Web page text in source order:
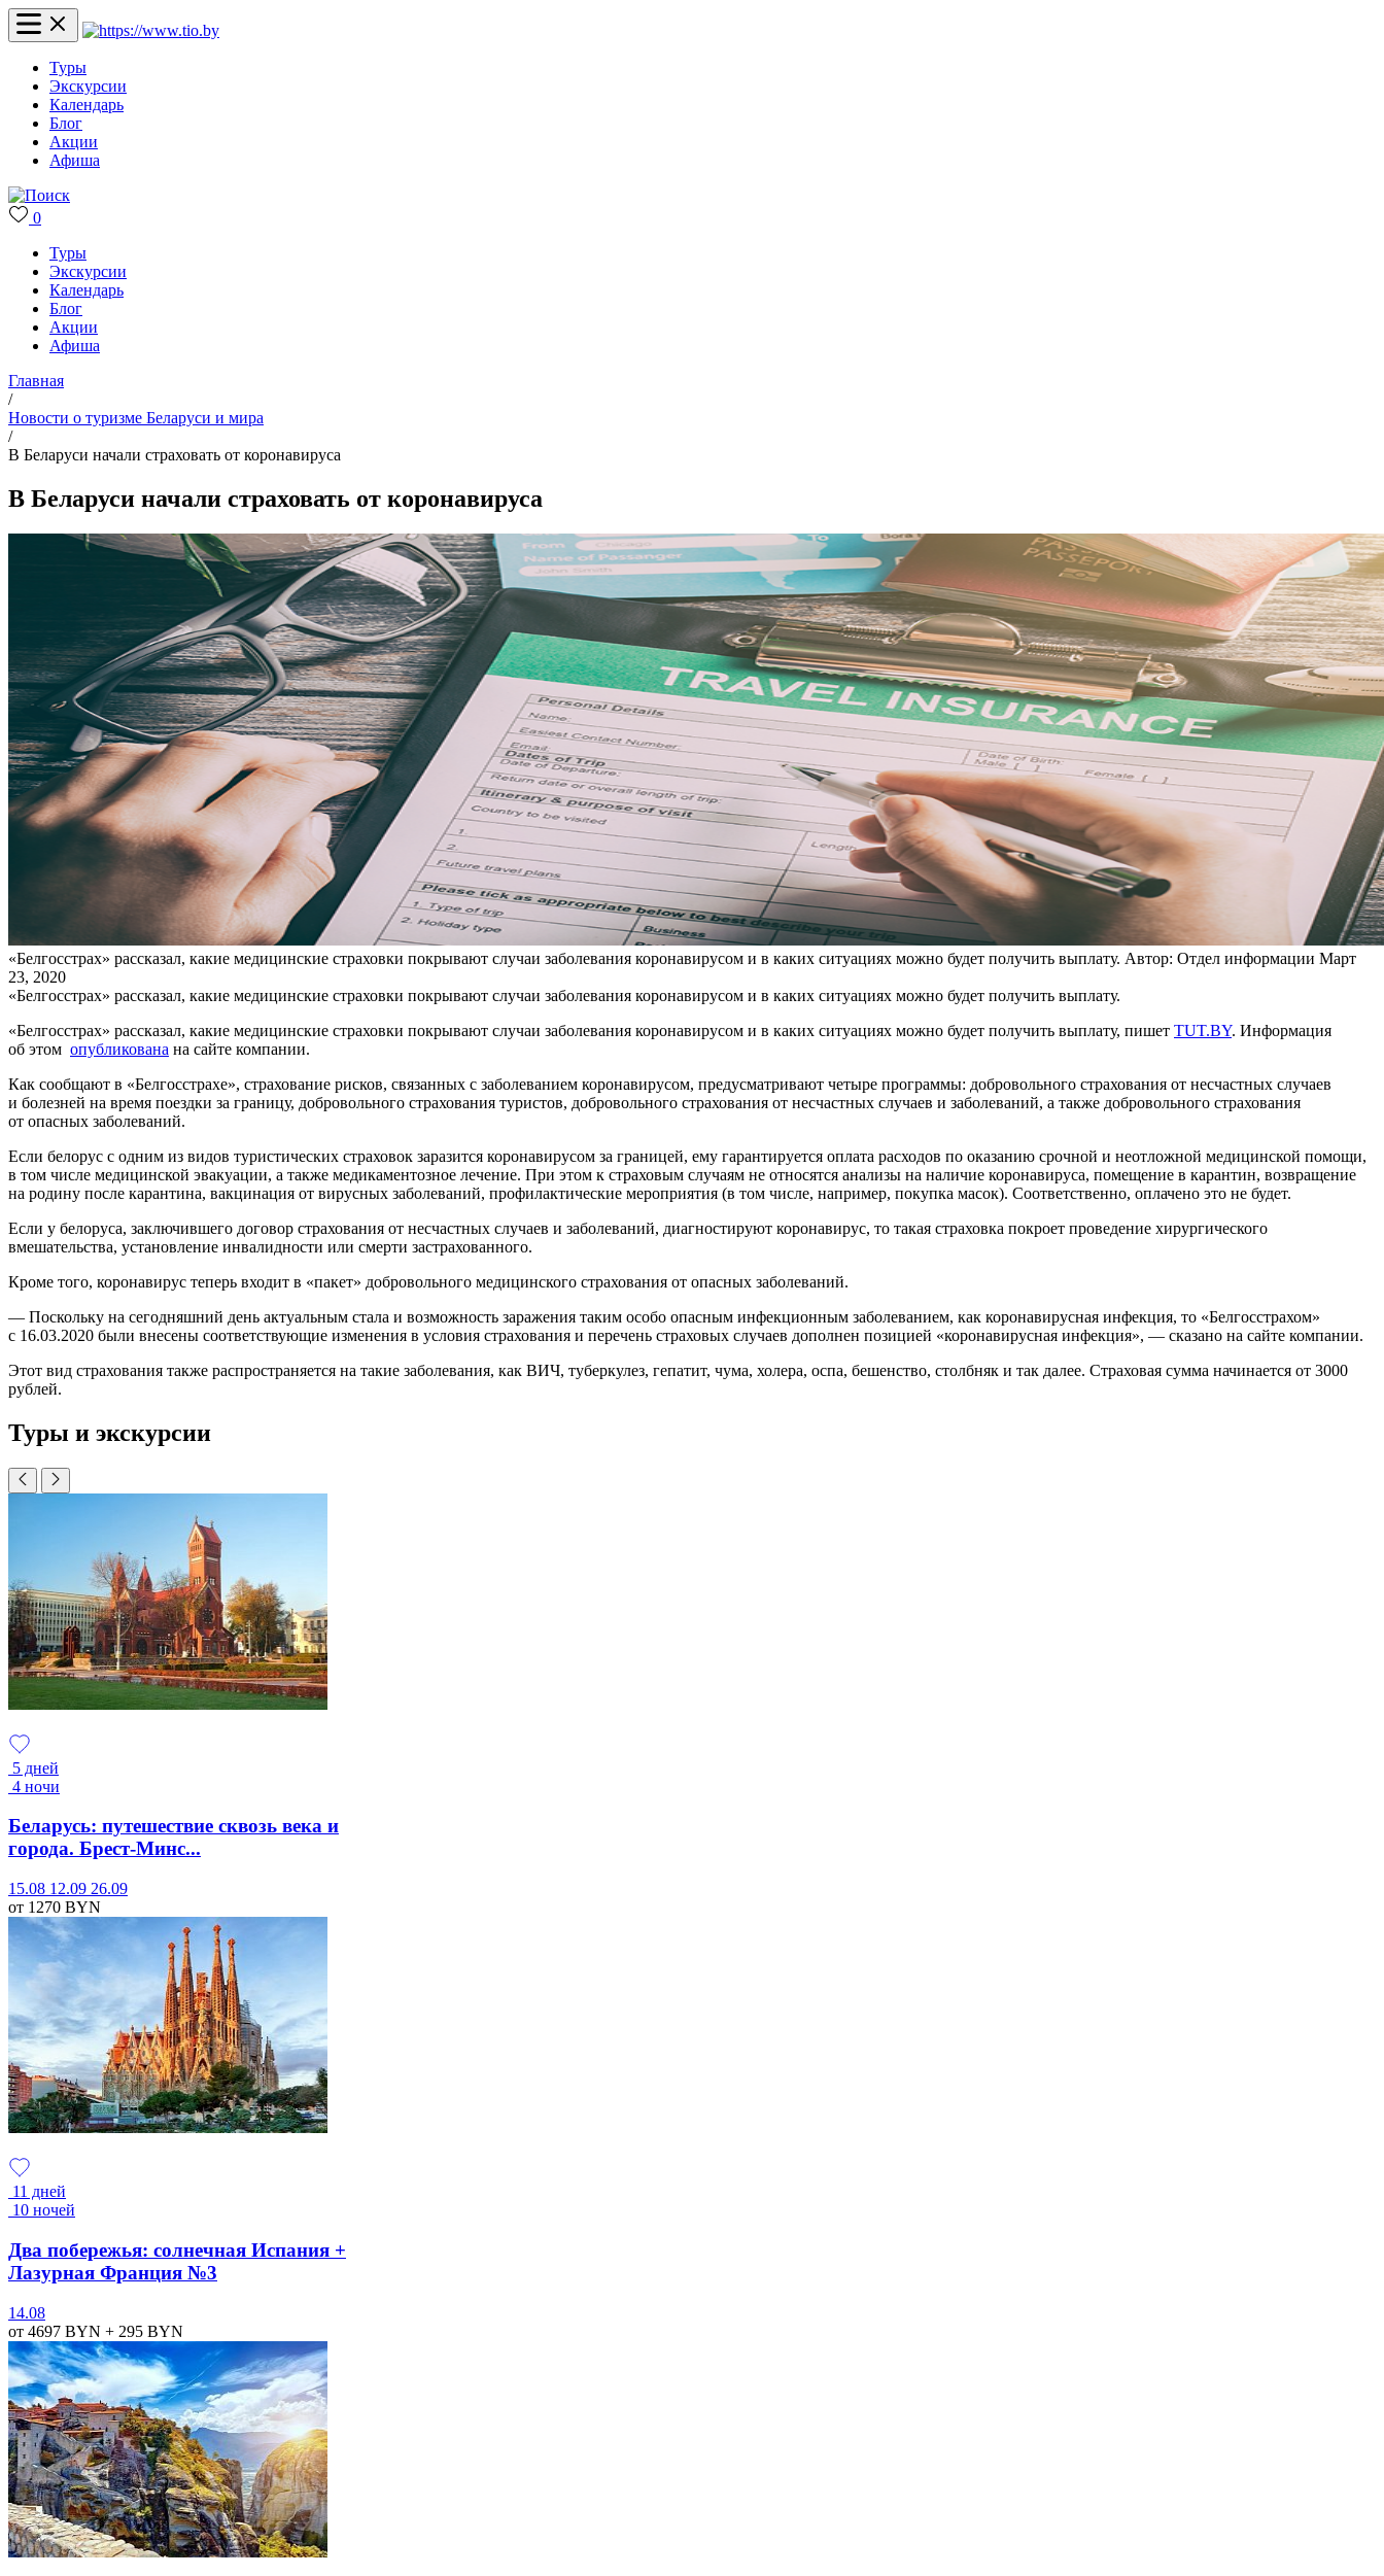
Туры
Экскурсии
Календарь
Блог
Акции
Афиша
0
Туры
Экскурсии
Календарь
Блог
Акции
Афиша
Главная
/
Новости о туризме Беларуси и мира
/
В Беларуси начали страховать от коронавируса
В Беларуси начали страховать от коронавируса
«Белгосстрах» рассказал, какие медицинские страховки покрывают случаи заболевания коронавирусом и в каких ситуациях можно будет получить выплату. Автор: Отдел информации Март
23, 2020
«Белгосстрах» рассказал, какие медицинские страховки покрывают случаи заболевания коронавирусом и в каких ситуациях можно будет получить выплату.
«Белгосстрах» рассказал, какие медицинские страховки покрывают случаи заболевания коронавирусом и в каких ситуациях можно будет получить выплату, пишет TUT.BY. Информация
об этом опубликована на сайте компании.
Как сообщают в «Белгосстрахе», страхование рисков, связанных с заболеванием коронавирусом, предусматривают четыре программы: добровольного страхования от несчастных случаев
и болезней на время поездки за границу, добровольного страхования туристов, добровольного страхования от несчастных случаев и заболеваний, а также добровольного страхования
от опасных заболеваний.
Если белорус с одним из видов туристических страховок заразится коронавирусом за границей, ему гарантируется оплата расходов по оказанию срочной и неотложной медицинской помощи,
в том числе медицинской эвакуации, а также медикаментозное лечение. При этом к страховым случаям не относятся анализы на наличие коронавируса, помещение в карантин, возвращение
на родину после карантина, вакцинация от вирусных заболеваний, профилактические мероприятия (в том числе, например, покупка масок). Соответственно, оплачено это не будет.
Если у белоруса, заключившего договор страхования от несчастных случаев и заболеваний, диагностируют коронавирус, то такая страховка покроет проведение хирургического
вмешательства, установление инвалидности или смерти застрахованного.
Кроме того, коронавирус теперь входит в «пакет» добровольного медицинского страхования от опасных заболеваний.
— Поскольку на сегодняшний день актуальным стала и возможность заражения таким особо опасным инфекционным заболеванием, как коронавирусная инфекция, то «Белгосстрахом»
с 16.03.2020 были внесены соответствующие изменения в условия страхования и перечень страховых случаев дополнен позицией «коронавирусная инфекция», — сказано на сайте компании.
Этот вид страхования также распространяется на такие заболевания, как ВИЧ, туберкулез, гепатит, чума, холера, оспа, бешенство, столбняк и так далее. Страховая сумма начинается от 3000
рублей.
Туры и экскурсии
5 дней
4 ночи
Беларусь: путешествие сквозь века и
города. Брест-Минс...
15.08 12.09 26.09
от 1270 BYN
11 дней
10 ночей
Два побережья: солнечная Испания +
Лазурная Франция №3
14.08
от 4697 BYN + 295 BYN